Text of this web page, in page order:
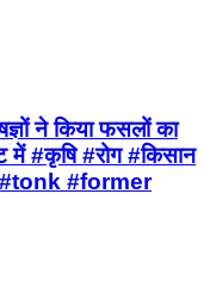
ने किया फसलों का
में #कृषि #रोग #किसान
#tonk #former